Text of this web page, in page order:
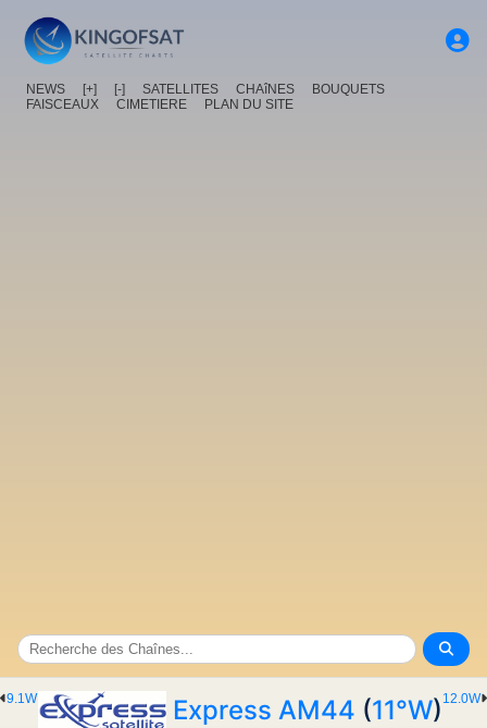
NEWS [+] [-] SATELLITES CHAîNES
BOUQUETS
FAISCEAUX
CIMETIERE PLAN DU SITE
12.0W
9.1W Express AM44 (11°W)